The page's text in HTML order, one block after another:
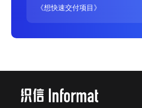
《想快速交付项目》